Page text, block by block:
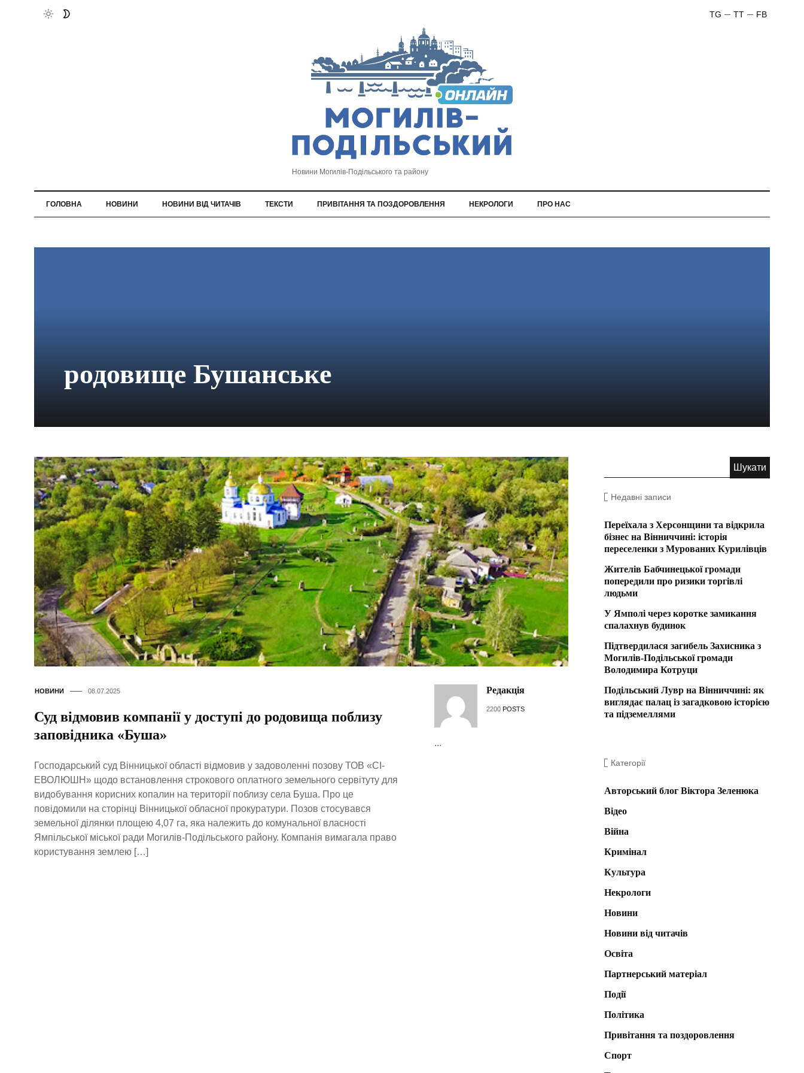
FB
TT
TG
Новини Могилів-Подільського та району
ГОЛОВНА НОВИНИ НОВИНИ ВІД ЧИТАЧІВ ТЕКСТИ ПРИВІТАННЯ ТА ПОЗДОРОВЛЕННЯ НЕКРОЛОГИ ПРО НАС
родовище Бушанське
НОВИНИ 08.07.2025
Суд відмовив компанії у доступі до родовища поблизу
заповідника «Буша»
Господарський суд Вінницької області відмовив у задоволенні позову ТОВ «СІ-
ЕВОЛЮШН» щодо встановлення строкового оплатного земельного сервітуту для
видобування корисних копалин на території поблизу села Буша. Про це
повідомили на сторінці Вінницької обласної прокуратури. Позов стосувався
земельної ділянки площею 4,07 га, яка належить до комунальної власності
Ямпільської міської ради Могилів-Подільського району. Компанія вимагала право
користування землею […]
Редакція
2200 POSTS
...
Недавні записи
Переїхала з Херсонщини та відкрила
бізнес на Вінниччині: історія
переселенки з Мурованих Курилівців
Жителів Бабчинецької громади
попередили про ризики торгівлі
людьми
У Ямполі через коротке замикання
спалахнув будинок
Підтвердилася загибель Захисника з
Могилів-Подільської громади
Володимира Котруци
Подільський Лувр на Вінниччині: як
виглядає палац із загадковою історією
та підземеллями
Категорії
Авторський блог Віктора Зеленюка
Відео
Війна
Кримінал
Культура
Некрологи
Новини
Новини від читачів
Освіта
Партнерський матеріал
Події
Політика
Привітання та поздоровлення
Спорт